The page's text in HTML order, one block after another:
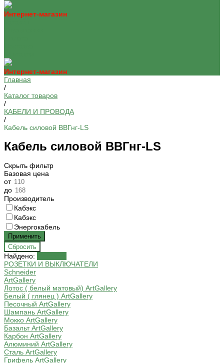
Интернет-магазин
Интернет-магазин
Главная
/
Каталог товаров
/
КАБЕЛИ И ПРОВОДА
/
Кабель силовой ВВГнг-LS
Кабель силовой ВВГнг-LS
Скрыть фильтр
Базовая цена
от
до
Производитель
Кабэкс
Кабэкс
Энергокабель
Найдено:
РОЗЕТКИ И ВЫКЛЮЧАТЕЛИ
Schneider
ArtGallery
Лотос ( белый матовый) ArtGallery
Белый ( глянец ) ArtGallery
Песочный ArtGallery
Шампань ArtGallery
Мокко ArtGallery
Базальт ArtGallery
Карбон ArtGallery
Алюминий ArtGallery
Сталь ArtGallery
Грифель ArtGallery